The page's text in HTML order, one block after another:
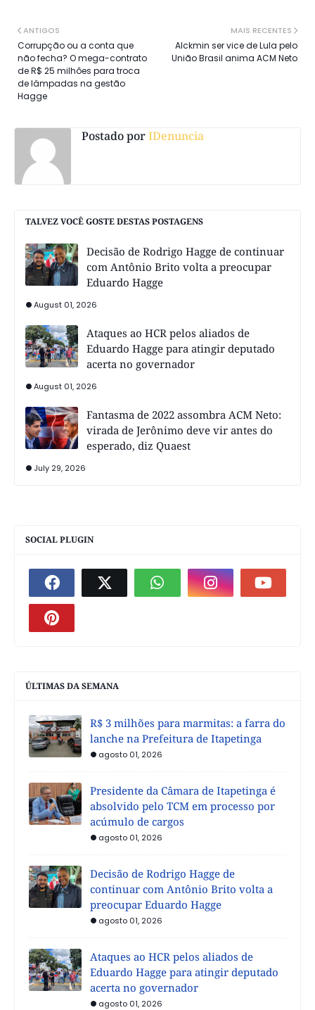
MAIS RECENTES
Alckmin ser vice de Lula pelo
União Brasil anima ACM Neto
ANTIGOS
Corrupção ou a conta que
não fecha? O mega-contrato
de R$ 25 milhões para troca
de lâmpadas na gestão
Hagge
Postado porIDenuncia
TALVEZ VOCÊ GOSTE DESTAS POSTAGENS
Decisão de Rodrigo Hagge de continuar
com Antônio Brito volta a preocupar
Eduardo Hagge
August 01, 2026
Ataques ao HCR pelos aliados de
Eduardo Hagge para atingir deputado
acerta no governador
August 01, 2026
Fantasma de 2022 assombra ACM Neto:
virada de Jerônimo deve vir antes do
esperado, diz Quaest
July 29, 2026
SOCIAL PLUGIN
ÚLTIMAS DA SEMANA
R$ 3 milhões para marmitas: a farra do
lanche na Prefeitura de Itapetinga
agosto 01, 2026
Presidente da Câmara de Itapetinga é
absolvido pelo TCM em processo por
acúmulo de cargos
agosto 01, 2026
Decisão de Rodrigo Hagge de
continuar com Antônio Brito volta a
preocupar Eduardo Hagge
agosto 01, 2026
Ataques ao HCR pelos aliados de
Eduardo Hagge para atingir deputado
acerta no governador
agosto 01, 2026